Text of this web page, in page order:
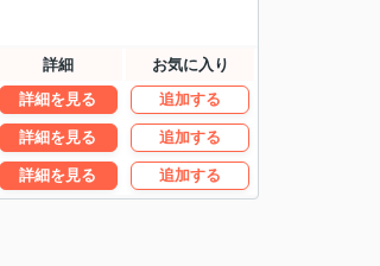
詳細 お気に入り
詳細を見る 追加する
詳細を見る 追加する
詳細を見る 追加する